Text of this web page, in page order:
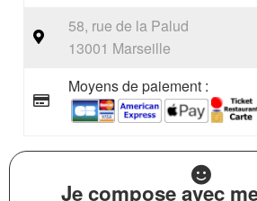
58, rue de la Palud
13001 Marseille
Moyens de paiement :
Je compose avec